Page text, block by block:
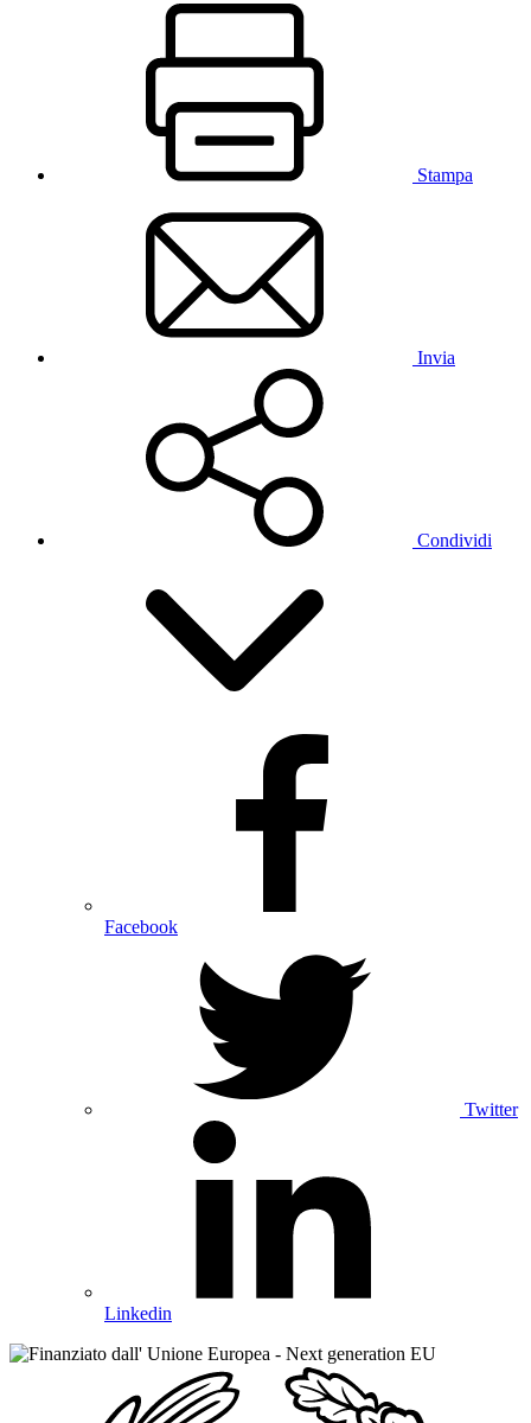
Stampa
Invia
Condividi
Facebook
Twitter
Linkedin